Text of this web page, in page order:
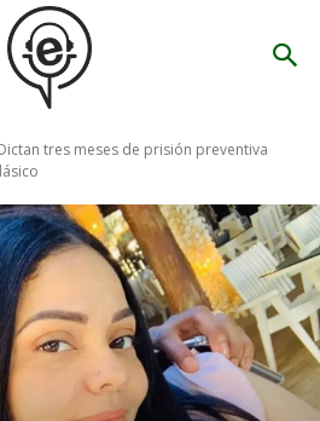
tres meses de prisión preventiva